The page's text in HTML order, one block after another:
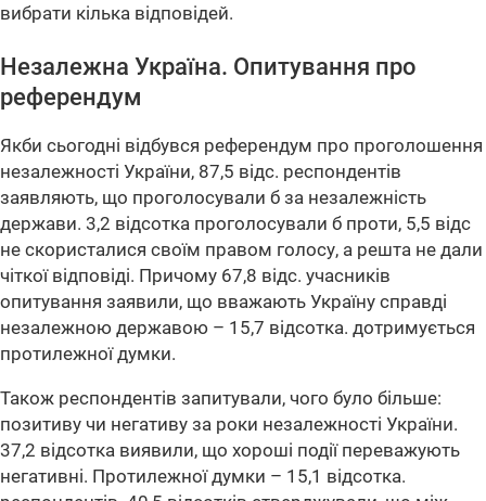
вибрати кілька відповідей.
Незалежна Україна. Опитування про
референдум
Якби сьогодні відбувся референдум про проголошення
незалежності України, 87,5 відс. респондентів
заявляють, що проголосували б за незалежність
держави. 3,2 відсотка проголосували б проти, 5,5 відс
не скористалися своїм правом голосу, а решта не дали
чіткої відповіді. Причому 67,8 відс. учасників
опитування заявили, що вважають Україну справді
незалежною державою – 15,7 відсотка. дотримується
протилежної думки.
Також респондентів запитували, чого було більше:
позитиву чи негативу за роки незалежності України.
37,2 відсотка виявили, що хороші події переважують
негативні. Протилежної думки – 15,1 відсотка.